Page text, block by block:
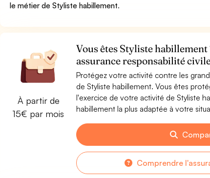
le métier de Styliste habillement.
À partir de
15€ par mois
Vous êtes Styliste
assurance responsabilité
Protégez votre activité contre les
de Styliste habillement. Vous êtes
l'exercice de votre activité de Styliste
habillement la plus adaptée à votre
Comprendre